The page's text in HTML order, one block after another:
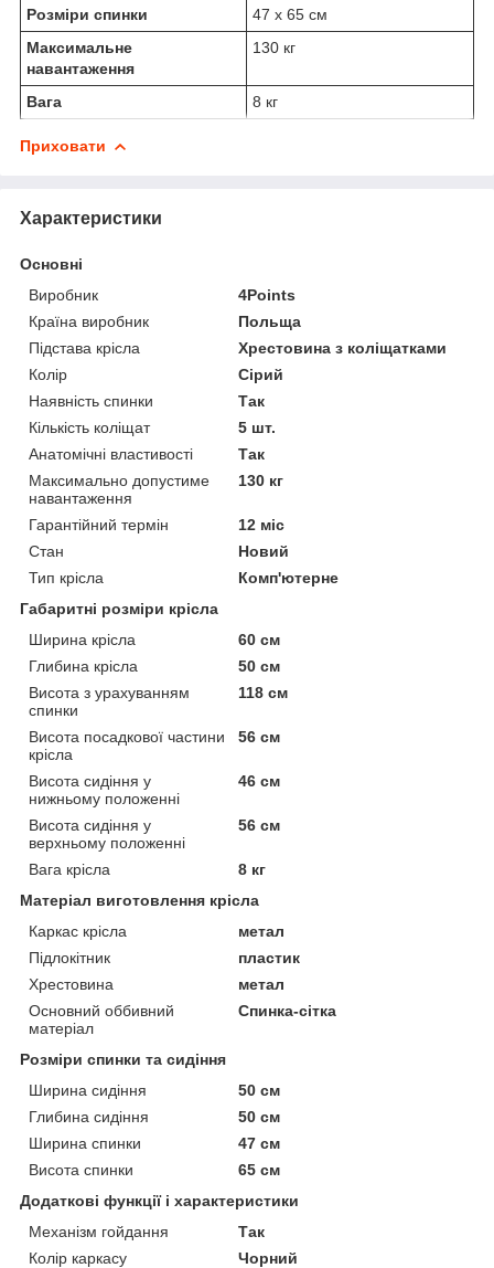
Розміри спинки
47 х 65 см
Максимальне
навантаження
130 кг
Вага 8 кг
Приховати
Характеристики
Основні
Виробник
4Points
Країна виробник
Польща
Підстава крісла
Хрестовина з коліщатками
Колір
Сірий
Наявність спинки
Так
Кількість коліщат
5 шт.
Анатомічні властивості
Так
Максимально допустиме
навантаження
130 кг
Гарантійний термін
12 міс
Стан
Новий
Тип крісла
Комп'ютерне
Габаритні розміри крісла
Ширина крісла
60 см
Глибина крісла
50 см
Висота з урахуванням
спинки
118 см
Висота посадкової частини
крісла
56 см
Висота сидіння у
нижньому положенні
46 см
Висота сидіння у
верхньому положенні
56 см
Вага крісла
8 кг
Матеріал виготовлення крісла
Каркас крісла
метал
Підлокітник
пластик
Хрестовина
метал
Основний оббивний
матеріал
Спинка-сітка
Розміри спинки та сидіння
Ширина сидіння
50 см
Глибина сидіння
50 см
Ширина спинки
47 см
Висота спинки
65 см
Додаткові функції і характеристики
Механізм гойдання
Так
Колір каркасу
Чорний